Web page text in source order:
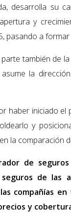
desarrolla su
y
pasando a
también de
la
haber iniciado
y
la comparación
de
de las
compañías
y